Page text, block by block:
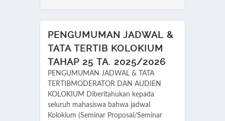
PENGUMUMAN JADWAL &
TATA TERTIB KOLOKIUM
TAHAP 25 TA. 2025/2026
PENGUMUMAN JADWAL & TATA
TERTIBMODERATOR DAN AUDIEN
KOLOKIUM Diberitahukan kepada
seluruh mahasiswa bahwa jadwal
Kolokium (Seminar Proposal/Seminar